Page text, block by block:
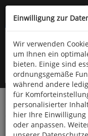
Kompletten Head
Startseite Bücher
Einwilligung zur
Wir verwenden
um Ihnen ein
bieten. Einige sind
ordnungsgemäße
während andere
für
personalisierter
hier Ihre
oder anpassen.